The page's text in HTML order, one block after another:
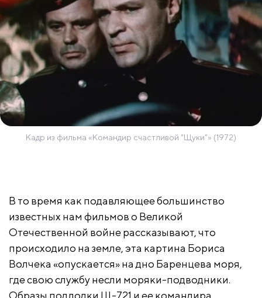
Кадр из фильма «Командир счастливой "Щуки"» (1972)
В то время как подавляющее большинство
известных нам фильмов о Великой
Отечественной войне рассказывают, что
происходило на земле, эта картина Бориса
Волчека «опускается» на дно Баренцева моря,
где свою службу несли моряки-подводники.
Образы подлодки Щ-721 и ее командира